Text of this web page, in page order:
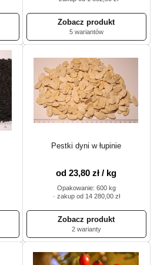
5 wariantów
Pestki dyni w łupinie
od 23,80 zł / kg
Opakowanie: 600 kg
· zakup od 14 280,00 zł
2 warianty